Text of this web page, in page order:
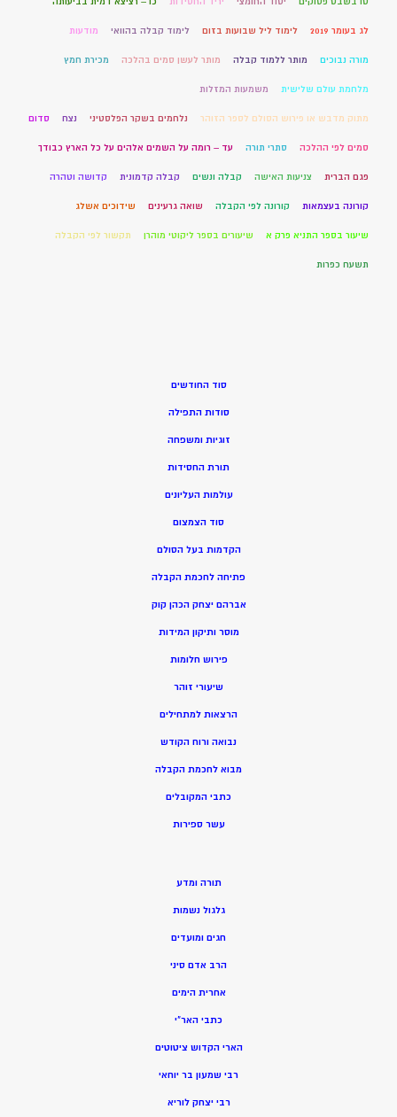
לג בעומר 2019 לימוד ליל שבועות בזום לימוד קבלה בהוואי מודעות
מורה נבוכים מותר ללמוד קבלה מותר לעשן סמים בהלכה מכירת חמץ
מלחמת עולם שלישית משמעות המזלות
מתוק מדבש או פירוש הסולם לספר הזוהר נלחמים בשקר הפלסטיני נצח סדום
סמים לפי ההלכה סתרי תורה עד – רומה על השמים אלהים על כל הארץ כבודך
פגם הברית צניעות האישה קבלה ונשים קבלה קדמונית קדושה וטהרה
קורונה בעצמאות קורונה לפי הקבלה שואה גרעינים שידוכים אשלג
שיעור בספר התניא פרק א שיעורים בספר ליקוטי מוהרן תקשור לפי הקבלה
תשעח כפרות
סוד החודשים
סודות התפילה
זוגיות ומשפחה
תורת החסידות
עולמות העליונים
סוד הצמצום
הקדמות בעל הסולם
פתיחה לחכמת הקבלה
אברהם יצחק הכהן קוק
מוסר ותיקון המידות
פירוש חלומות
שיעורי זוהר
הרצאות למתחילים
נבואה ורוח הקודש
מבוא לחכמת הקבלה
כתבי המקובלים
עשר ספירות
תורה ומדע
גלגול נשמות
חגים ומועדים
הרב אדם סיני
אחרית הימים
כתבי האר”י
הארי הקדוש ציטוטים
רבי שמעון בר יוחאי
רבי יצחק לוריא